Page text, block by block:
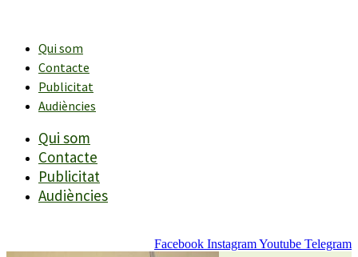
contingutQui som
Contacte
Publicitat
Audiències
Qui som
Contacte
Publicitat
Audiències
Facebook InstagramYoutube Telegram